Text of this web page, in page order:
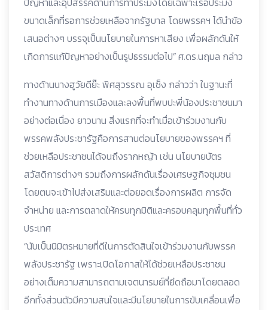
ขนาดเล็กที่รอการช่วยเหลือจากรัฐบาล โดยพรรคฯ ได้นำข้อ
เสนอต่างๆ บรรจุเป็นนโยบายในการหาเสียง เพื่อผลักดันให้
เกิดการแก้ปัญหาอย่างเป็นรูปธรรมต่อไป” ศ.ดร.นฤมล กล่าว
ทางด้านนางฮูวัยดีย๊ะ พิศสุวรรณ อุเซ็ง กล่าวว่า ในฐานะที่
ทำงานทางด้านการเมืองและลงพื้นที่พบปะพี่น้องประชาชนมา
อย่างต่อเนื่อง ยาวนาน สิ่งแรกที่จะทำเมื่อเข้าร่วมงานกับ
พรรคพลังประชารัฐคือการสานต่อนโยบายของพรรคฯ ที่
ช่วยเหลือประชาชนได้จนถึงรากหญ้า เช่น นโยบายบัตร
สวัสดิการต่างๆ รวมถึงการผลักดันเรื่องเศรษฐกิจชุมชน
โดยตนจะเข้าไปส่งเสริมและต่อยอดเรื่องการผลิต การจัด
จำหน่าย และการตลาดให้ครบทุกมิติและครอบคลุมทุกพื้นที่ทั่ว
ประเทศ
“นับเป็นนิมิตรหมายที่ดีในการตัดสินใจเข้าร่วมงานกับพรรค
พลังประชารัฐ เพราะเปิดโอกาสให้ได้ช่วยเหลือประชาชน
อย่างเต็มความสามารถตามเจตนารมย์ที่ยึดถือมาโดยตลอด
อีกทั้งส่วนตัวมีความสนใจและมีนโยบายในการขับเคลื่อนเพื่อ